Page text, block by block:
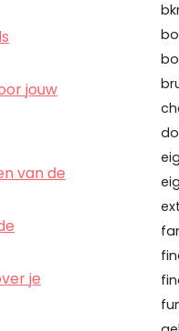
jouw
van de
je